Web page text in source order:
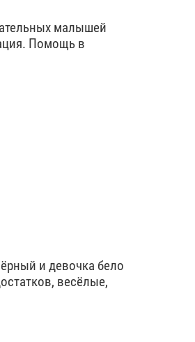
малышей
Помощь в
и девочка бело
весёлые,